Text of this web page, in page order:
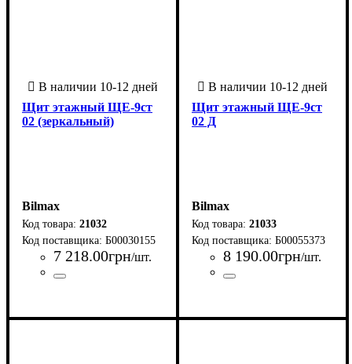
Щит этажный ЩЕ-9ст
02 (зеркальный)
Bilmax
21032
Б00030155
7 218.00грн/шт.
Щит этажный ЩЕ-9ст
02 Д
Bilmax
21033
Б00055373
8 190.00грн/шт.